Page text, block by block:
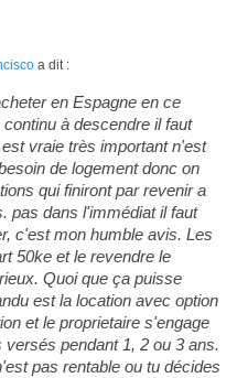
a dit :
en Espagne en ce
à descendre il faut
vraie très important n'est
de logement donc on
qui finiront par revenir a
pas dans l'immédiat il faut
c'est mon humble avis. Les
50ke et le revendre le
Quoi que ça puisse
est la location avec option
et le proprietaire s'engage
pendant 1, 2 ou 3 ans.
pas rentable ou tu décides